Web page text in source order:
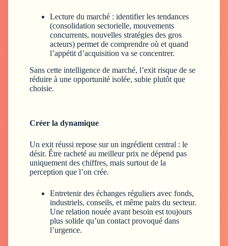
Lecture du marché : identifier les tendances
(consolidation sectorielle, mouvements
concurrents, nouvelles stratégies des gros
acteurs) permet de comprendre où et quand
l’appétit d’acquisition va se concentrer.
Sans cette intelligence de marché, l’exit risque de se
réduire à une opportunité isolée, subie plutôt que
choisie.
Créer la dynamique
Un exit réussi repose sur un ingrédient central : le
désir. Être racheté au meilleur prix ne dépend pas
uniquement des chiffres, mais surtout de la
perception que l’on crée.
Entretenir des échanges réguliers avec fonds,
industriels, conseils, et même pairs du secteur.
Une relation nouée avant besoin est toujours
plus solide qu’un contact provoqué dans
l’urgence.